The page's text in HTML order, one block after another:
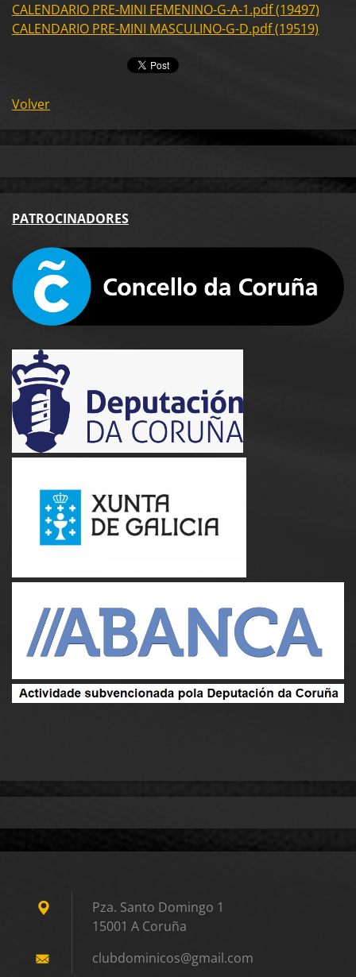
CALENDARIO PRE-MINI FEMENINO-G-A-1.pdf (19497)
CALENDARIO PRE-MINI MASCULINO-G-D.pdf (19519)
Volver
PATROCINADORES
Pza. Santo Domingo 1
15001 A Coruña
clubdominicos@gmail.com